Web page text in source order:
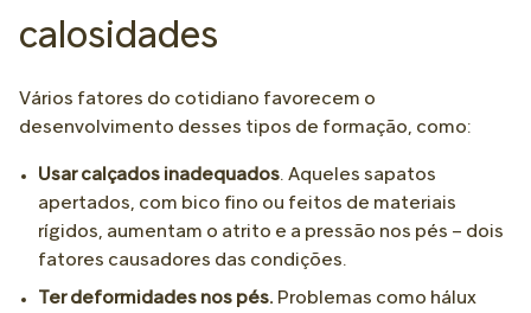
calosidades
Vários fatores do cotidiano favorecem o
desenvolvimento desses tipos de formação, como:
Usar calçados inadequados. Aqueles sapatos
apertados, com bico fino ou feitos de materiais
rígidos, aumentam o atrito e a pressão nos pés – dois
fatores causadores das condições.
Ter deformidades nos pés. Problemas como hálux